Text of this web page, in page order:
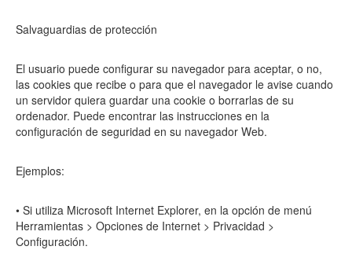
Salvaguardias de protección
El usuario puede configurar su navegador para aceptar, o no,
las cookies que recibe o para que el navegador le avise cuando
un servidor quiera guardar una cookie o borrarlas de su
ordenador. Puede encontrar las instrucciones en la
configuración de seguridad en su navegador Web.
Ejemplos:
• Si utiliza Microsoft Internet Explorer, en la opción de menú
Herramientas > Opciones de Internet > Privacidad >
Configuración.